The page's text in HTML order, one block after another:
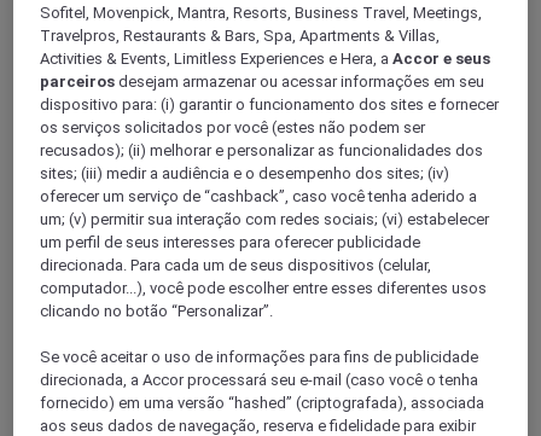
Wuhan
Yichang
Sofitel, Movenpick, Mantra, Resorts, Business Travel, Meetings,
Travelpros, Restaurants & Bars, Spa, Apartments & Villas,
Activities & Events, Limitless Experiences e Hera, aAccor e seus
parceiros desejam armazenar ou acessar informações em seu
dispositivo para: (i) garantir o funcionamento dos sites e fornecer
os serviços solicitados por você (estes não podem ser
recusados); (ii) melhorar e personalizar as funcionalidades dos
sites; (iii) medir a audiência e o desempenho dos sites; (iv)
oferecer um serviço de “cashback”, caso você tenha aderido a
um; (v) permitir sua interação com redes sociais; (vi) estabelecer
um perfil de seus interesses para oferecer publicidade
direcionada. Para cada um de seus dispositivos (celular,
computador...), você pode escolher entre esses diferentes usos
clicando no botão “Personalizar”.
Se você aceitar o uso de informações para fins de publicidade
direcionada, a Accor processará seu e-mail (caso você o tenha
fornecido) em uma versão “hashed” (criptografada), associada
aos seus dados de navegação, reserva e fidelidade para exibir